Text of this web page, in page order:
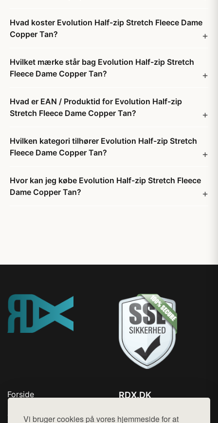
Vi bruger cookies på vores hjemmeside for at
Hvad koster Evolution Half-zip Stretch Fleece Dame
Copper Tan?
Hvilket mærke står bag Evolution Half-zip Stretch
Fleece Dame Copper Tan?
Hvad er EAN / Produktid for Evolution Half-zip
Stretch Fleece Dame Copper Tan?
Hvilken kategori tilhører Evolution Half-zip Stretch
Fleece Dame Copper Tan?
Hvor kan jeg købe Evolution Half-zip Stretch Fleece
Dame Copper Tan?
Forside
Top Rabatter
RDX.DK